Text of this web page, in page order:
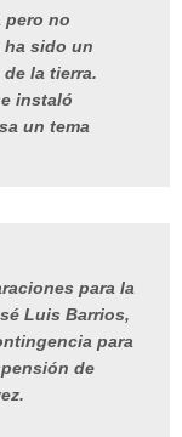
pero no
ha sido un
la tierra.
instaló
un tema
para la
Luis Barrios,
para
de